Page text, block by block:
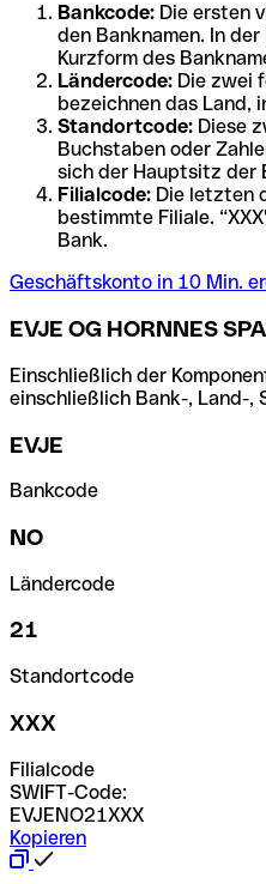
Bankcode: Die ersten
den Banknamen. In
Kurzform des
Ländercode: Die zwei
bezeichnen das Land,
Standortcode: Diese
Buchstaben oder
sich der Hauptsitz der
Filialcode: Die letzten
bestimmte Filiale.
Bank.
Geschäftskonto in 10 Min.
EVJE OG HORNNES
Einschließlich der
einschließlich Bank-, Land-,
EVJE
Bankcode
NO
Ländercode
21
Standortcode
XXX
Filialcode
SWIFT-Code:
EVJENO21XXX
Kopieren